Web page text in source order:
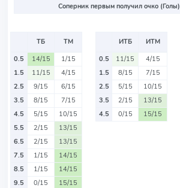
Соперник первым получил очко (Голы)
ТБ
ТМ
0.5
14/15
1/15
1.5
11/15
4/15
2.5
9/15
6/15
3.5
8/15
7/15
4.5
5/15
10/15
5.5
2/15
13/15
6.5
2/15
13/15
7.5
1/15
14/15
8.5
1/15
14/15
9.5
0/15 15/15
ИТБ
ИТМ
0.5
11/15
4/15
1.5
8/15
7/15
2.5
5/15
10/15
3.5
2/15
13/15
4.5
0/15 15/15